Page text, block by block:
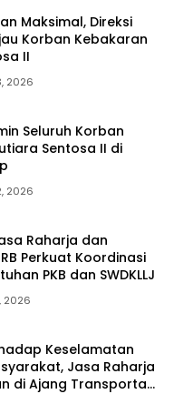
Maksimal, Direksi
Korban Kebakaran
II
2026
Seluruh Korban
Sentosa II di
2026
Raharja dan
Perkuat Koordinasi
PKB dan SWDKLLJ
2026
Keselamatan
Jasa Raharja
di Ajang Transportasi